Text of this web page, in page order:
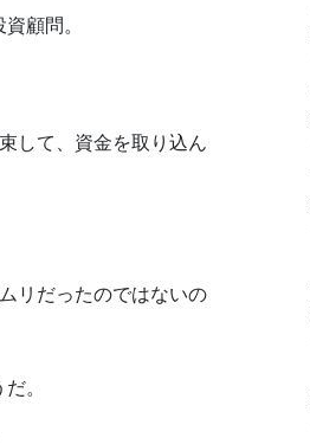
顧問。
して、資金を取り込ん
リだったのではないの
。